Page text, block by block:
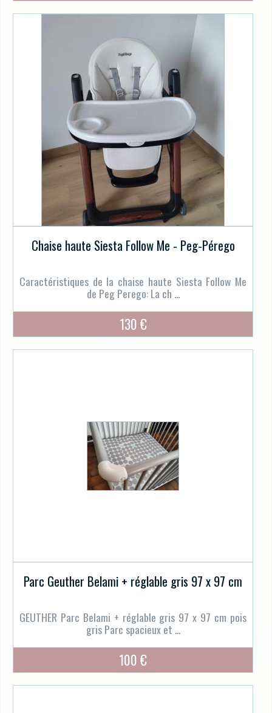
Chaise haute Siesta Follow Me - Peg-Pérego
Caractéristiques de la chaise haute Siesta Follow Me
de Peg Perego: La ch ...
130 €
Parc Geuther Belami + réglable gris 97 x 97 cm
GEUTHER Parc Belami + réglable gris 97 x 97 cm pois
gris Parc spacieux et ...
100 €